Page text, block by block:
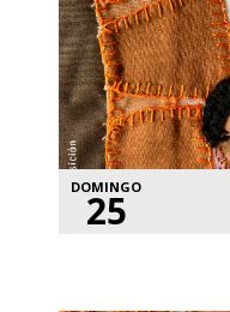
DOMINGO
25